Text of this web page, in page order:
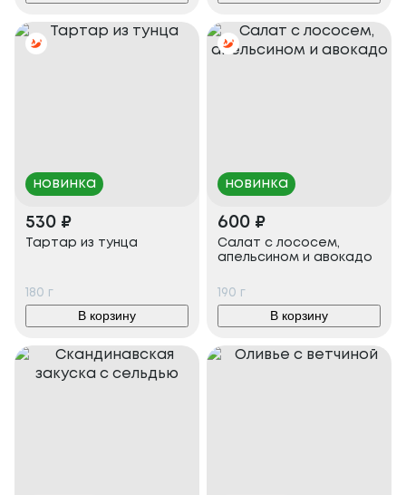
новинка
530 ₽
Тартар из тунца
180 г
В корзину
новинка
600 ₽
Салат с лососем,
апельсином и авокадо
190 г
В корзину